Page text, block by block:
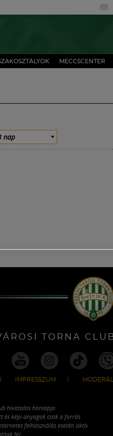
MECCSCENTER
nap
TORNA
IMPRESSZUM
hivatalos honlapja
képi anyagok csak a forrás
felhasználás esetén aktív
fel.